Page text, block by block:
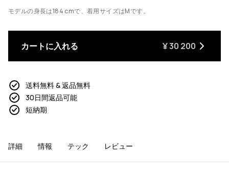
モデルの身長は184 cmで、着用サイズはMです。
カートに入れる ¥ 30 200
送料無料 & 返品無料
30日間返品可能
短納期
詳細 情報 テック レビュー